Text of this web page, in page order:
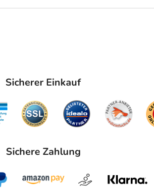
Sicherer Einkauf
Sichere Zahlung